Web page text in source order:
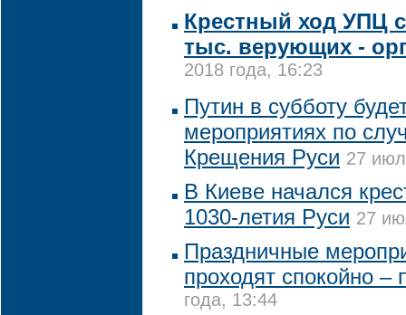
Крестный ход УПЦ
тыс. верующих -
2018 года, 16:23
Путин в субботу
мероприятиях по
Крещения Руси 27
В Киеве начался
1030-летия Руси 27
Праздничные
проходят спокойно –
года, 13:44